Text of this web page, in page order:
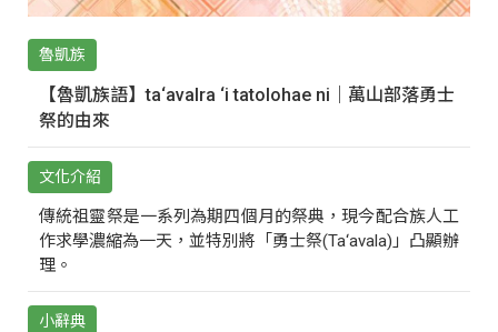
魯凱族
【魯凱族語】ta‘avalra ‘i tatolohae ni｜萬山部落勇士
祭的由來
文化介紹
傳統祖靈祭是一系列為期四個月的祭典，現今配合族人工
作求學濃縮為一天，並特別將「勇士祭(Ta‘avala)」凸顯辦
理。
小辭典